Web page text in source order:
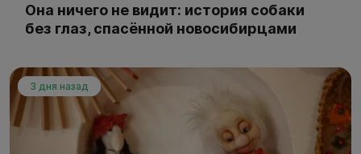
Она ничего не видит: история собаки
без глаз, спасённой новосибирцами
3 дня назад